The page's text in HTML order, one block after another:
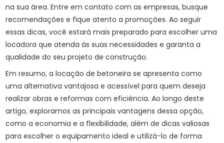
na sua área. Entre em contato com as empresas, busque
recomendações e fique atento a promoções. Ao seguir
essas dicas, você estará mais preparado para escolher uma
locadora que atenda às suas necessidades e garanta a
qualidade do seu projeto de construção.
Em resumo, a locação de betoneira se apresenta como
uma alternativa vantajosa e acessível para quem deseja
realizar obras e reformas com eficiência. Ao longo deste
artigo, exploramos as principais vantagens dessa opção,
como a economia e a flexibilidade, além de dicas valiosas
para escolher o equipamento ideal e utilizá-lo de forma